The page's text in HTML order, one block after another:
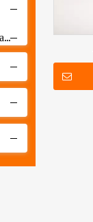
Подъемный ремень по материалу